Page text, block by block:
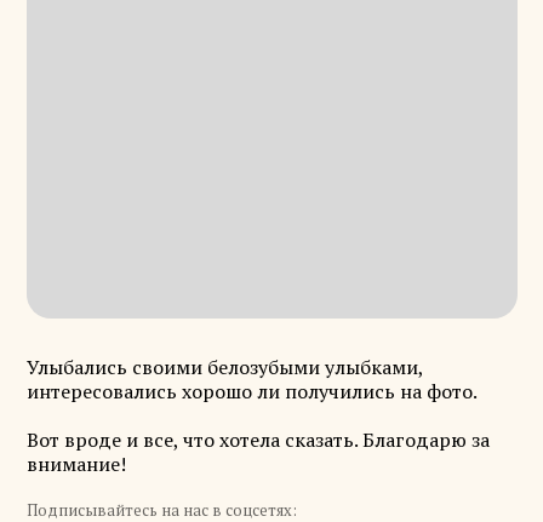
Улыбались своими белозубыми улыбками,
интересовались хорошо ли получились на фото.
Вот вроде и все, что хотела сказать. Благодарю за
внимание!
Подписывайтесь на нас в соцсетях: